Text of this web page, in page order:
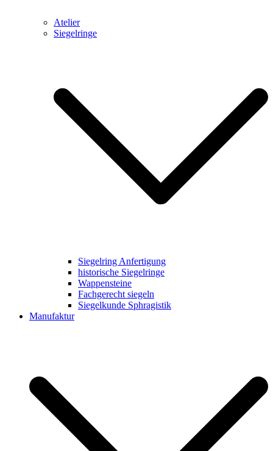
Atelier
Siegelringe
Siegelring Anfertigung
historische Siegelringe
Wappensteine
Fachgerecht siegeln
Siegelkunde Sphragistik
Manufaktur